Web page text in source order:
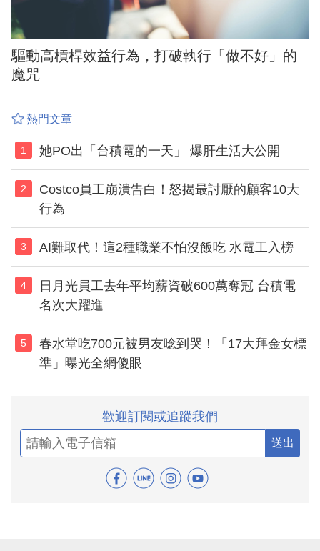
驅動高槓桿效益行為，打破執行「做不好」的
魔咒
熱門文章
1 她PO出「台積電的一天」 爆肝生活大公開
2
Costco員工崩潰告白！怒揭最討厭的顧客10大
行為
3 AI難取代！這2種職業不怕沒飯吃 水電工入榜
4
日月光員工去年平均薪資破600萬奪冠 台積電
名次大躍進
5
春水堂吃700元被男友唸到哭！「17大拜金女標
準」曝光全網傻眼
歡迎訂閱或追蹤我們
送出